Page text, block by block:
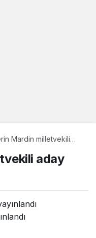
Mardin milletvekili
aday